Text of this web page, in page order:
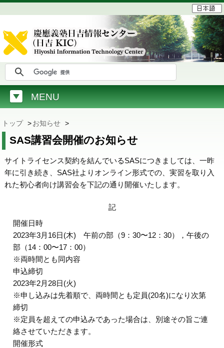
MENU
トップ >お知らせ >
SAS講習会開催のお知らせ
サイトライセンス契約を結んでいるSASにつきましては、一昨
年に引き続き、SAS社よりオンライン形式での、実習を取り入
れた初心者向け講習会を下記の通り開催いたします。
記
開催日時
2023年3月16日(木) 午前の部（9：30〜12：30），午後の
部（14：00〜17：00）
※両時間とも同内容
申込締切
2023年2月28日(火)
※申し込みは先着順で、両時間とも定員(20名)になり次第
締切
※定員を超えての申込みであった場合は、別途その旨ご連
絡させていただきます。
開催形式